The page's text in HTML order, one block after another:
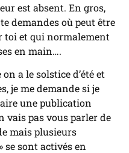
est absent. En gros,
demandes où peut être
toi et qui normalement
en main….
a le solstice d’été et
je me demande si je
une publication
vais pas vous parler de
mais plusieurs
se sont activés en